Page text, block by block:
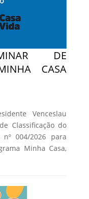
DE
CASA
Venceslau
Classificação do
004/2026 para
Minha Casa,